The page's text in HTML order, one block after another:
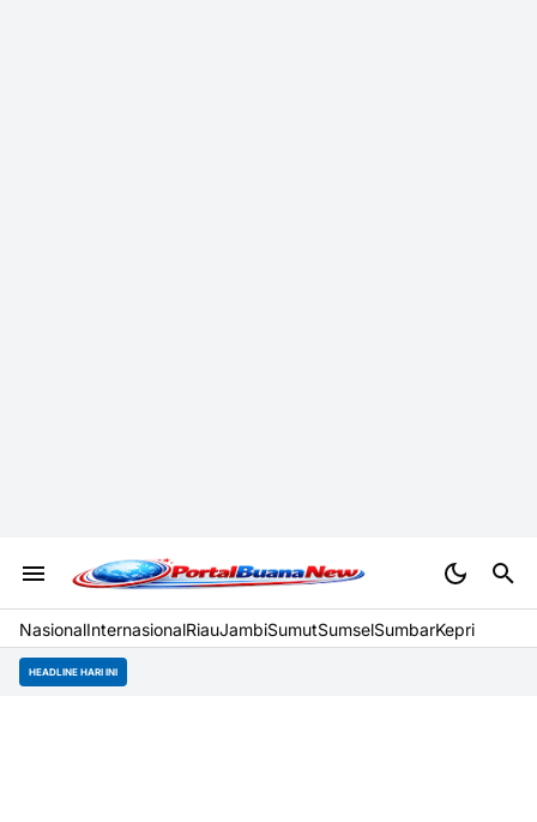
NasionalInternasionalRiauJambiSumutSumselSumbarKepri
HEADLINE HARI INI